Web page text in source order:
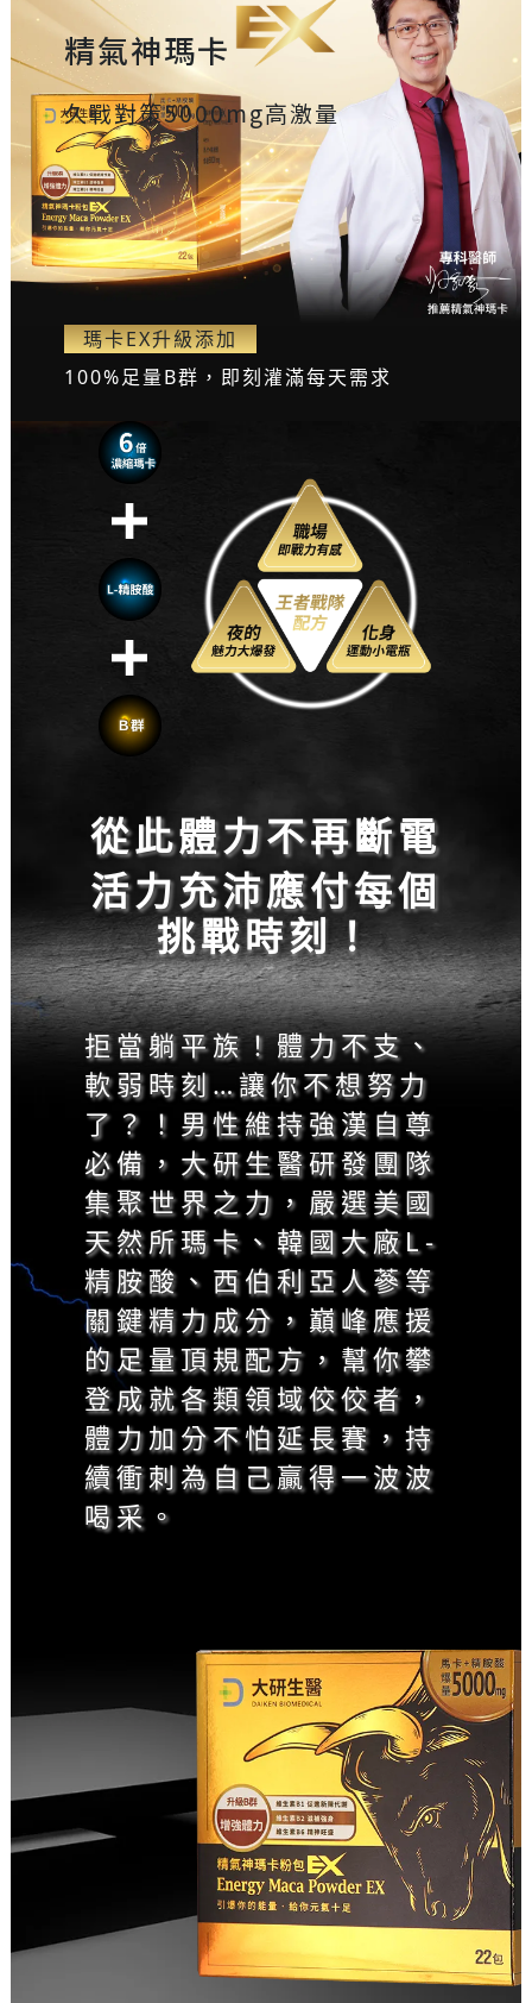
精氣神瑪卡
久戰對策5000mg高激量
瑪卡EX升級添加
100%足量B群，即刻灌滿每天需求
從此體力不再斷電
活力充沛應付每個
挑戰時刻！
拒當躺平族！體力不支、
軟弱時刻…讓你不想努力
了？！男性維持強漢自尊
必備，大研生醫研發團隊
集聚世界之力，嚴選美國
天然所瑪卡、韓國大廠L-
精胺酸、西伯利亞人蔘等
關鍵精力成分，巔峰應援
的足量頂規配方，幫你攀
登成就各類領域佼佼者，
體力加分不怕延長賽，持
續衝刺為自己贏得一波波
喝采。